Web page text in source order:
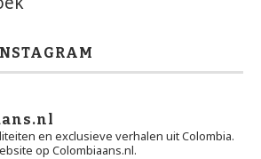
en exclusieve verhalen uit Colombia.
op Colombiaans.nl.